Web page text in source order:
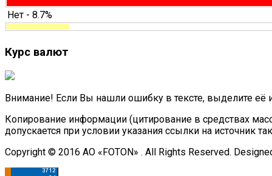
Нет - 8.7%
Курс валют
Внимание! Если Вы нашли ошибку в тексте, выделите её
Копирование информации (цитирование в средствах
допускается при условии указания ссылки на источник
Copyright © 2016 АО «FOTON» . All Rights Reserved.